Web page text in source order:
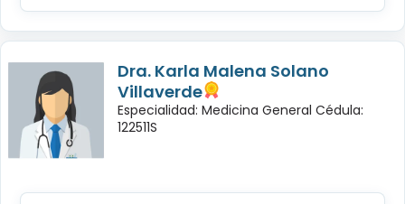
Dra. Karla Malena Solano
Villaverde
Especialidad: Medicina General Cédula:
122511S